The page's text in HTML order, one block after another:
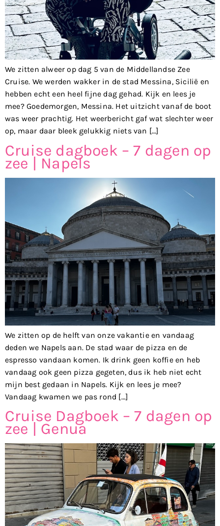
We zitten alweer op dag 5 van de Middellandse Zee
Cruise. We werden wakker in de stad Messina, Sicilië en
hebben echt een heel fijne dag gehad. Kijk en lees je
mee? Goedemorgen, Messina. Het uitzicht vanaf de boot
was weer prachtig. Het weerbericht gaf wat slechter weer
op, maar daar bleek gelukkig niets van […]
Cruise dagboek – 7 dagen op
zee | Napels
We zitten op de helft van onze vakantie en vandaag
deden we Napels aan. De stad waar de pizza en de
espresso vandaan komen. Ik drink geen koffie en heb
vandaag ook geen pizza gegeten, dus ik heb niet echt
mijn best gedaan in Napels. Kijk en lees je mee?
Vandaag kwamen we pas rond […]
Cruise Dagboek – 7 dagen op
zee | Genua